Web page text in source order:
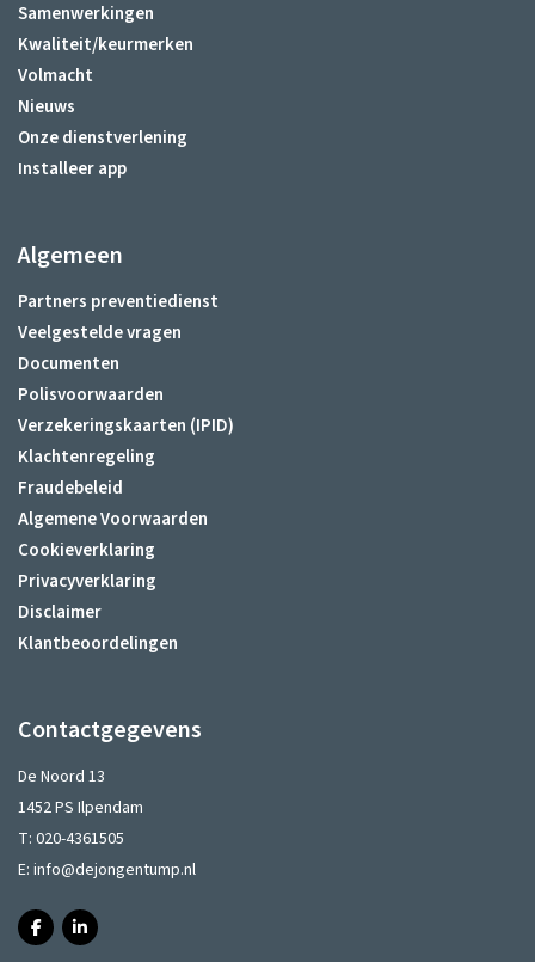
Samenwerkingen
Kwaliteit/keurmerken
Volmacht
Nieuws
Onze dienstverlening
Installeer app
Algemeen
Partners preventiedienst
Veelgestelde vragen
Documenten
Polisvoorwaarden
Verzekeringskaarten (IPID)
Klachtenregeling
Fraudebeleid
Algemene Voorwaarden
Cookieverklaring
Privacyverklaring
Disclaimer
Klantbeoordelingen
Contactgegevens
De Noord 13
1452 PS Ilpendam
T: 020-4361505
E: info@dejongentump.nl